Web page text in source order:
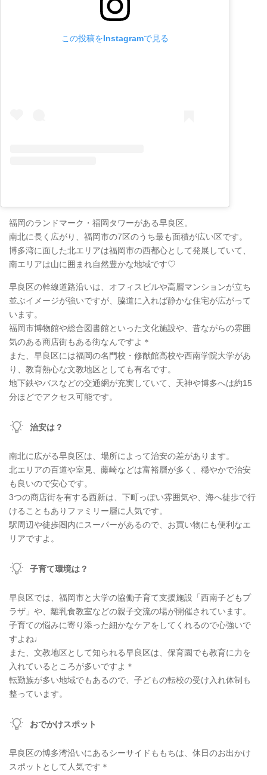
この投稿をInstagramで見る
福岡のランドマーク・福岡タワーがある早良区。
南北に長く広がり、福岡市の7区のうち最も面積が広い区です。
博多湾に面した北エリアは福岡市の西都心として発展していて、
南エリアは山に囲まれ自然豊かな地域です♡
早良区の幹線道路沿いは、オフィスビルや高層マンションが立ち
並ぶイメージが強いですが、脇道に入れば静かな住宅が広がって
います。
福岡市博物館や総合図書館といった文化施設や、昔ながらの雰囲
気のある商店街もある街なんですよ＊
また、早良区には福岡の名門校・修猷館高校や西南学院大学があ
り、教育熱心な文教地区としても有名です。
地下鉄やバスなどの交通網が充実していて、天神や博多へは約15
分ほどでアクセス可能です。
治安は？
南北に広がる早良区は、場所によって治安の差があります。
北エリアの百道や室見、藤崎などは富裕層が多く、穏やかで治安
も良いので安心です。
3つの商店街を有する西新は、下町っぽい雰囲気や、海へ徒歩で行
けることもありファミリー層に人気です。
駅周辺や徒歩圏内にスーパーがあるので、お買い物にも便利なエ
リアですよ。
子育て環境は？
早良区では、福岡市と大学の協働子育て支援施設「西南子どもプ
ラザ」や、離乳食教室などの親子交流の場が開催されています。
子育ての悩みに寄り添った細かなケアをしてくれるので心強いで
すよね♩
また、文教地区として知られる早良区は、保育園でも教育に力を
入れているところが多いですよ＊
転勤族が多い地域でもあるので、子どもの転校の受け入れ体制も
整っています。
おでかけスポット
早良区の博多湾沿いにあるシーサイドももちは、休日のお出かけ
スポットとして人気です＊